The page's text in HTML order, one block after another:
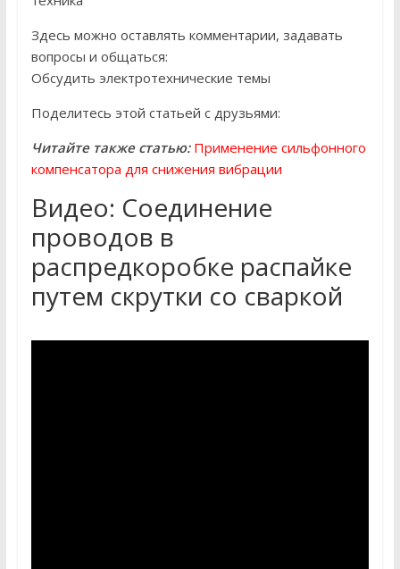
Здесь можно оставлять комментарии, задавать
вопросы и общаться:
Обсудить электротехнические темы
Поделитесь этой статьей с друзьями:
Читайте также статью: Применение сильфонного
компенсатора для снижения вибрации
Видео: Соединение
проводов в
распредкоробке распайке
путем скрутки со сваркой